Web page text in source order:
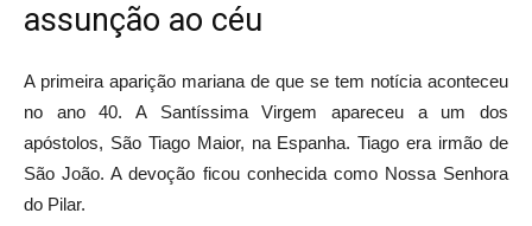
assunção ao céu
A primeira aparição mariana de que se tem notícia aconteceu
no ano 40. A Santíssima Virgem apareceu a um dos
apóstolos, São Tiago Maior, na Espanha. Tiago era irmão de
São João. A devoção ficou conhecida como Nossa Senhora
do Pilar.